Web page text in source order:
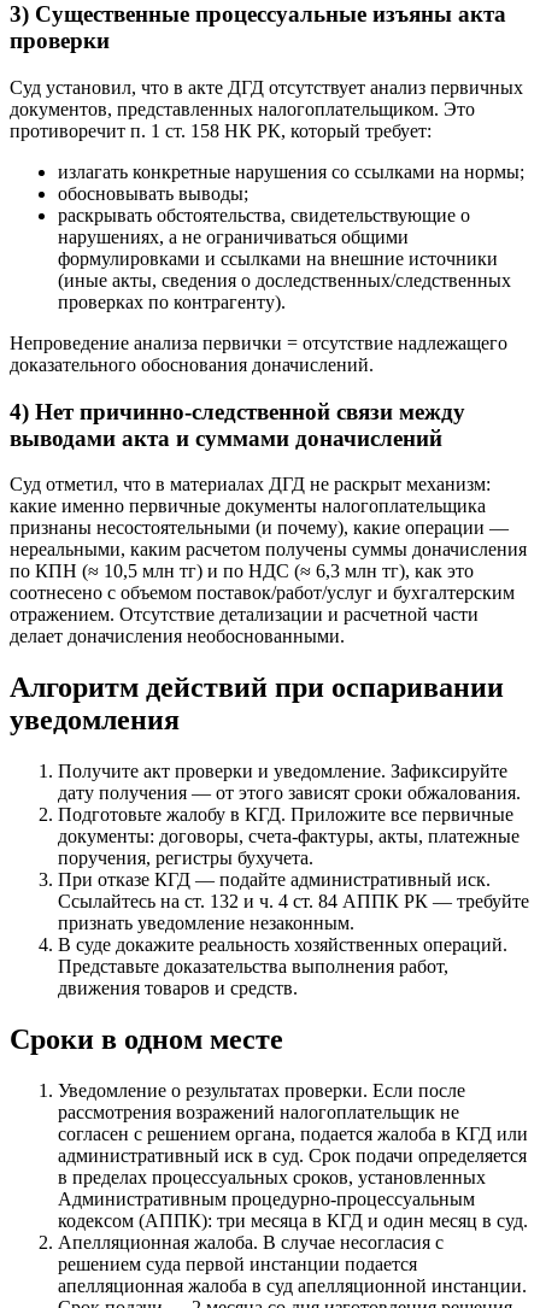
3) Существенные процессуальные изъяны акта
проверки
Суд установил, что в акте ДГД отсутствует анализ первичных
документов, представленных налогоплательщиком. Это
противоречит п. 1 ст. 158 НК РК, который требует:
излагать конкретные нарушения со ссылками на нормы;
обосновывать выводы;
раскрывать обстоятельства, свидетельствующие о
нарушениях, а не ограничиваться общими
формулировками и ссылками на внешние источники
(иные акты, сведения о доследственных/следственных
проверках по контрагенту).
Непроведение анализа первички = отсутствие надлежащего
доказательного обоснования доначислений.
4) Нет причинно-следственной связи между
выводами акта и суммами доначислений
Суд отметил, что в материалах ДГД не раскрыт механизм:
какие именно первичные документы налогоплательщика
признаны несостоятельными (и почему), какие операции —
нереальными, каким расчетом получены суммы доначисления
по КПН (≈ 10,5 млн тг) и по НДС (≈ 6,3 млн тг), как это
соотнесено с объемом поставок/работ/услуг и бухгалтерским
отражением. Отсутствие детализации и расчетной части
делает доначисления необоснованными.
Алгоритм действий при оспаривании
уведомления
Получите акт проверки и уведомление. Зафиксируйте
дату получения — от этого зависят сроки обжалования.
Подготовьте жалобу в КГД. Приложите все первичные
документы: договоры, счета-фактуры, акты, платежные
поручения, регистры бухучета.
При отказе КГД — подайте административный иск.
Ссылайтесь на ст. 132 и ч. 4 ст. 84 АППК РК — требуйте
признать уведомление незаконным.
В суде докажите реальность хозяйственных операций.
Представьте доказательства выполнения работ,
движения товаров и средств.
Сроки в одном месте
Уведомление о результатах проверки. Если после
рассмотрения возражений налогоплательщик не
согласен с решением органа, подается жалоба в КГД или
административный иск в суд. Срок подачи определяется
в пределах процессуальных сроков, установленных
Административным процедурно-процессуальным
кодексом (АППК): три месяца в КГД и один месяц в суд.
Апелляционная жалоба. В случае несогласия с
решением суда первой инстанции подается
апелляционная жалоба в суд апелляционной инстанции.